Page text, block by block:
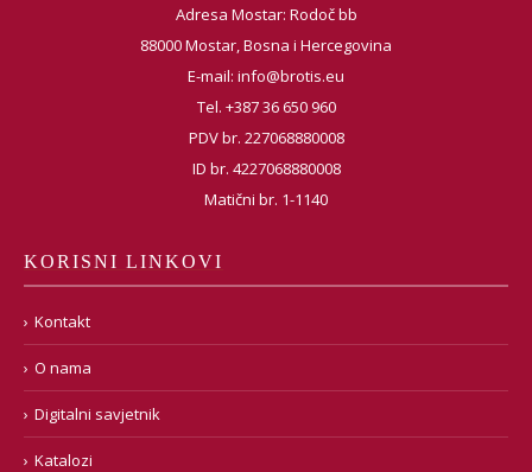
Adresa Mostar: Rodoč bb
88000 Mostar, Bosna i Hercegovina
E-mail: info@brotis.eu
Tel. +387 36 650 960
PDV br. 227068880008
ID br. 4227068880008
Matični br. 1-1140
KORISNI LINKOVI
Kontakt
O nama
Digitalni savjetnik
Katalozi